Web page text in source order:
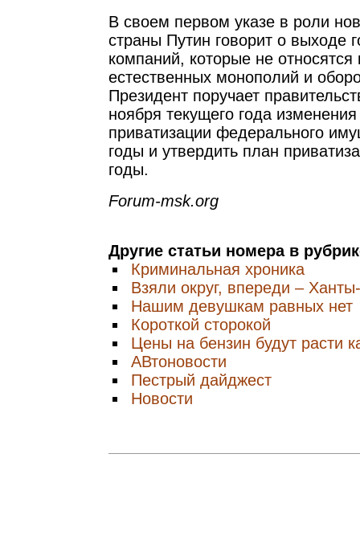
В своем первом указе в роли
страны Путин говорит о выходе
компаний, которые не относятся
естественных монополий и
Президент поручает
ноября текущего года
приватизации федерального
годы и утвердить план
годы.
Forum-msk.org
Другие статьи номера в
Криминальная хроника
Взяли округ, впереди –
Нашим девушкам равных нет
Короткой сторокой
Цены на бензин будут расти
АВтоновости
Пестрый дайджест
Новости